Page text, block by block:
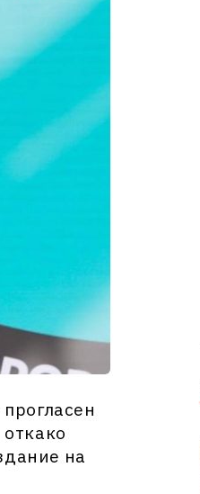
прогласен
на